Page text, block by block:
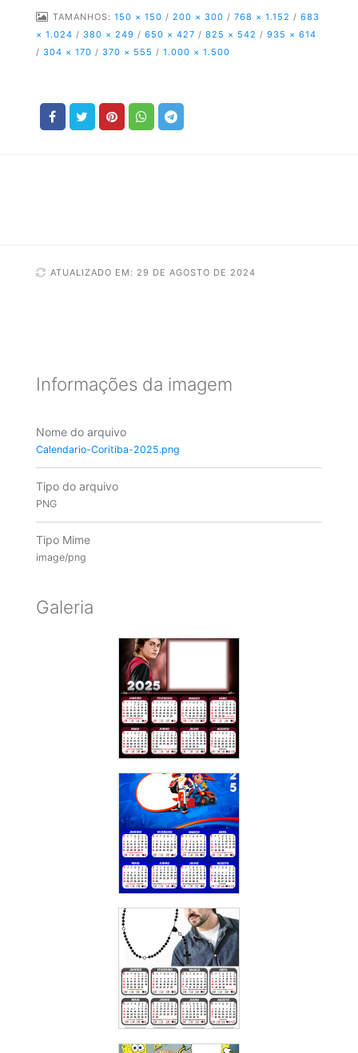
TAMANHOS: 150 × 150 / 200 × 300 / 768 × 1.152 / 683
× 1.024 / 380 × 249 / 650 × 427 / 825 × 542 / 935 × 614
/ 304 × 170 / 370 × 555 / 1.000 × 1.500
ATUALIZADO EM: 29 DE AGOSTO DE 2024
Informações da imagem
Nome do arquivo
Calendario-Coritiba-2025.png
Tipo do arquivo
PNG
Tipo Mime
image/png
Galeria